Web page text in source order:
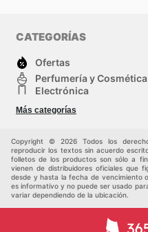
CATEGORÍAS
Ofertas
Perfumería y Cosmética
Electrónica
Deporte
Juguetes y bebés
Más categorías
Copyright © 2026 Todos los
reproducir los textos sin acuerdo
folletos de los productos son sólo a
vienen de distribuidores oficiales que
desde y hasta la fecha de vencimiento
es informativo y no puede ser usado
variar dependiendo de la ubicación.